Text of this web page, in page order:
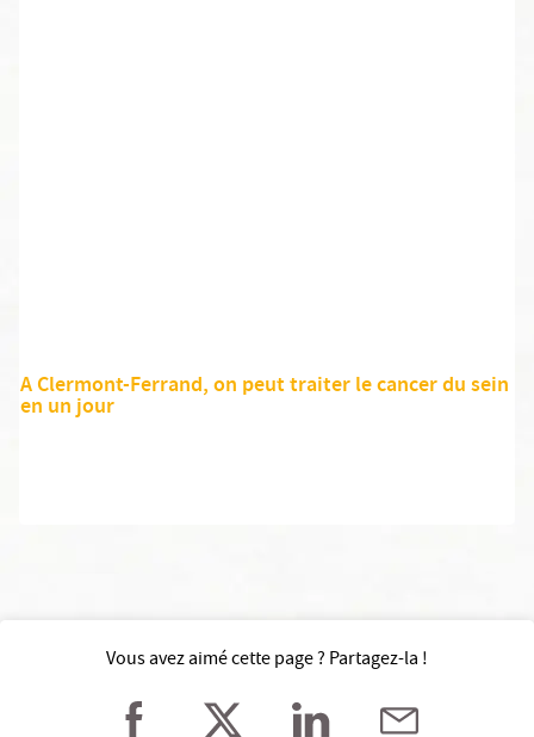
A Clermont-Ferrand, on peut traiter le cancer du sein
en un jour
Vous avez aimé cette page ? Partagez-la !